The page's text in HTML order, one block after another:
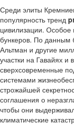
Среди элиты
популярность тренд
цивилизации. Особое
бункеров. По данным
Альтман и другие
участки на Гавайях и
сверхсовременные
системами
строжайшей
соглашения о
чтобы они
климатические